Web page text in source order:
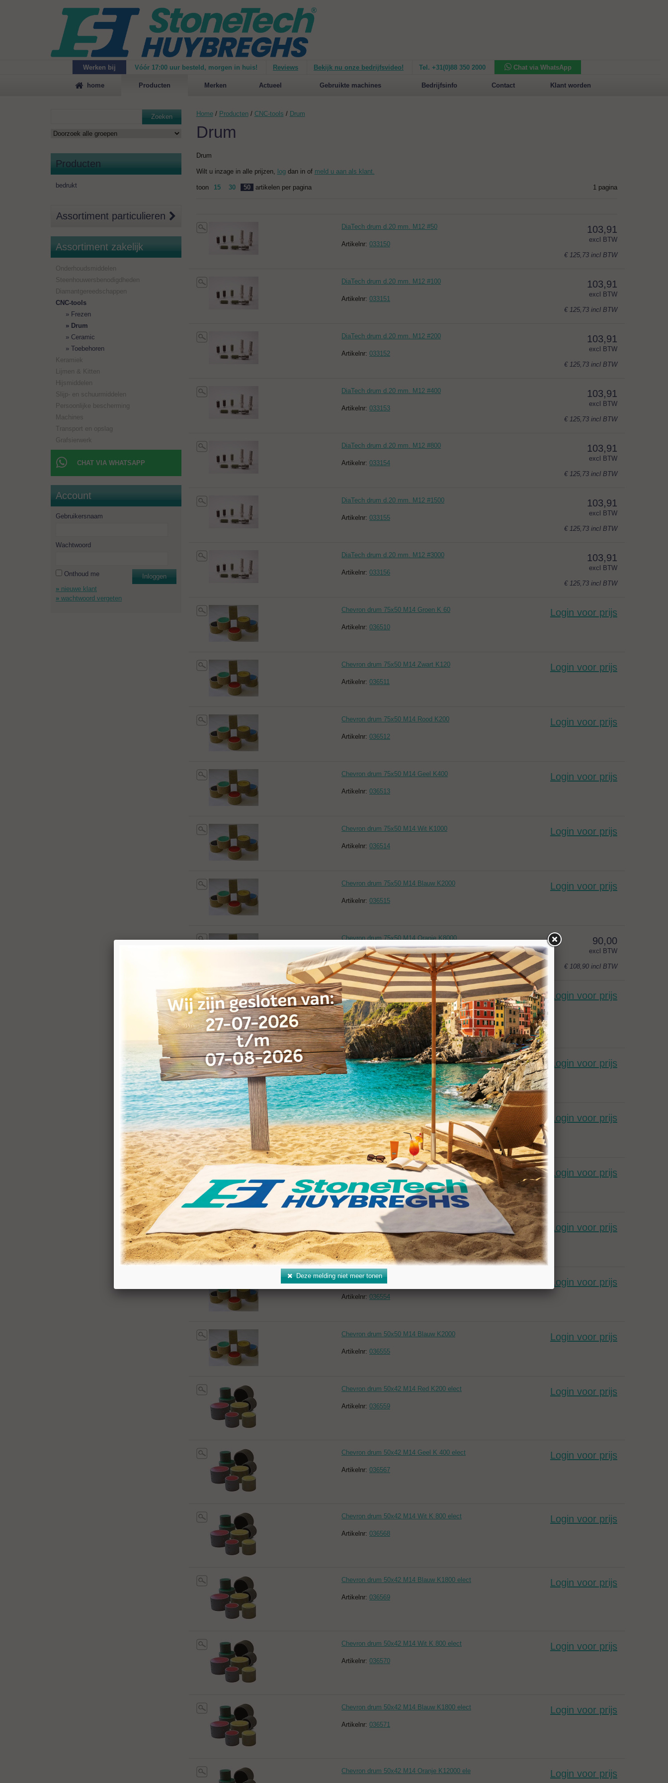
Werken bij Vóór 17:00 uur besteld, morgen in huis! Reviews Bekijk nu onze bedrijfsvideo! Tel. +31(0)88 350 2000
Chat via WhatsApp
Maak
vrijblijvend een afspraak voor een demonstratie van de Mirage 1500 Nieuw op de website: selecteer nu op merken! Nieuw in het assortiment: Sansone Collection
home Producten Merken Actueel Gebruikte machines Bedrijfsinfo Contact Klant worden
Zoeken
Producten
bedrukt
Assortiment particulieren
Assortiment zakelijk
Onderhoudsmiddelen
Steenhouwersbenodigdheden
Diamantgereedschappen
CNC-tools
Frezen
Drum
Ceramic
Toebehoren
Keramiek
Lijmen & Kitten
Hijsmiddelen
Slijp- en schuurmiddelen
Persoonlijke bescherming
Machines
Transport en opslag
Grafsierwerk
CHAT VIA WHATSAPP
Account
Gebruikersnaam
Wachtwoord
Onthoud me
Inloggen
nieuwe klant
wachtwoord vergeten
Home / Producten/ CNC-tools / Drum
Drum
Drum
Wilt u inzage in alle prijzen, logdan in of meld u aan als klant.
toon 15 30 50 artikelen per pagina 1 pagina
DiaTech drum d.20 mm. M12 #50
Artikelnr: 033150
103,91
excl BTW
€ 125,73 incl BTW
DiaTech drum d.20 mm. M12 #100
Artikelnr: 033151
103,91
excl BTW
€ 125,73 incl BTW
DiaTech drum d.20 mm. M12 #200
Artikelnr: 033152
103,91
excl BTW
€ 125,73 incl BTW
DiaTech drum d.20 mm. M12 #400
Artikelnr: 033153
103,91
excl BTW
€ 125,73 incl BTW
DiaTech drum d.20 mm. M12 #800
Artikelnr: 033154
103,91
excl BTW
€ 125,73 incl BTW
DiaTech drum d.20 mm. M12 #1500
Artikelnr: 033155
103,91
excl BTW
€ 125,73 incl BTW
DiaTech drum d.20 mm. M12 #3000
Artikelnr: 033156
103,91
excl BTW
€ 125,73 incl BTW
Chevron drum 75x50 M14 Groen K 60
Artikelnr: 036510
Login voor prijs
Chevron drum 75x50 M14 Zwart K120
Artikelnr: 036511
Login voor prijs
Chevron drum 75x50 M14 Rood K200
Artikelnr: 036512
Login voor prijs
Chevron drum 75x50 M14 Geel K400
Artikelnr: 036513
Login voor prijs
Chevron drum 75x50 M14 Wit K1000
Artikelnr: 036514
Login voor prijs
Chevron drum 75x50 M14 Blauw K2000
Artikelnr: 036515
Login voor prijs
Chevron drum 75x50 M14 Oranje K8000
Artikelnr:036517
90,00
excl BTW
€ 108,90 incl BTW
Chevron drum 50x50 VacuumBrazed K36/44
Artikelnr:036549
Login voor prijs
Chevron drum 50x50 M14 Groen K 60
Artikelnr:036550
Login voor prijs
Chevron drum 50x50 M14 Zwart K120
Artikelnr:036551
Login voor prijs
Chevron drum 50x50 M14 Rood K200
Artikelnr:036552
Login voor prijs
Chevron drum 50x50 M14 Geel K400
Artikelnr:036553
Login voor prijs
Chevron drum 50x50 M14 Wit K1000
Artikelnr: 036554
Login voor prijs
Chevron drum 50x50 M14 Blauw K2000
Artikelnr: 036555
Login voor prijs
Chevron drum 50x42 M14 Red K200 elect
Artikelnr: 036559
Login voor prijs
Chevron drum 50x42 M14 Geel K 400 elect
Artikelnr: 036567
Login voor prijs
Chevron drum 50x42 M14 Wit K 800 elect
Artikelnr: 036568
Login voor prijs
Chevron drum 50x42 M14 Blauw K1800 elect
Artikelnr: 036569
Login voor prijs
Chevron drum 50x42 M14 Wit K 800 elect
Artikelnr: 036570
Login voor prijs
Chevron drum 50x42 M14 Blauw K1800 elect
Artikelnr: 036571
Login voor prijs
Chevron drum 50x42 M14 Oranje K12000 ele Login voor prijs
Deze melding niet meer tonen